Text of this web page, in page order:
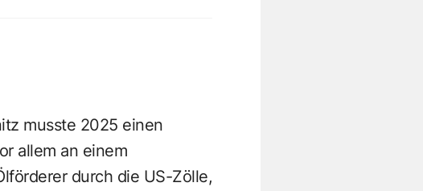
musste 2025 einen
allem an einem
durch die US-Zölle,